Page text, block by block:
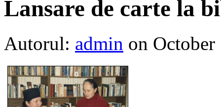
Lansare de carte la
Autorul: admin on